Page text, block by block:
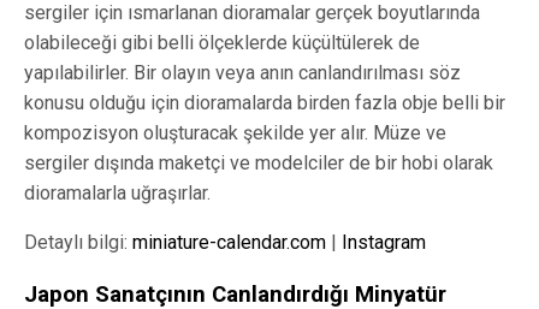
sergiler için ısmarlanan dioramalar gerçek boyutlarında
olabileceği gibi belli ölçeklerde küçültülerek de
yapılabilirler. Bir olayın veya anın canlandırılması söz
konusu olduğu için dioramalarda birden fazla obje belli bir
kompozisyon oluşturacak şekilde yer alır. Müze ve
sergiler dışında maketçi ve modelciler de bir hobi olarak
dioramalarla uğraşırlar.
Detaylı bilgi: miniature-calendar.com | Instagram
Japon Sanatçının Canlandırdığı Minyatür